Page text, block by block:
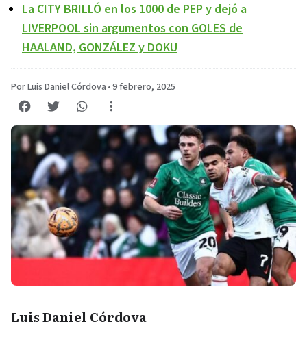
La CITY BRILLÓ en los 1000 de PEP y dejó a
LIVERPOOL sin argumentos con GOLES de
HAALAND, GONZÁLEZ y DOKU
Por Luis Daniel Córdova •9 febrero, 2025
Luis Daniel Córdova